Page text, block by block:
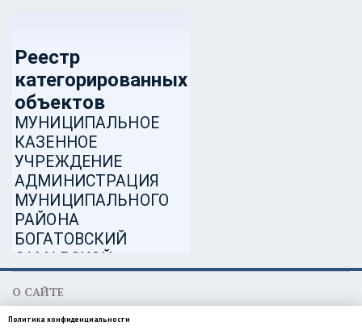
О САЙТЕ
МКУ администрация муниципального района Богатовский
Политика конфиденциальности